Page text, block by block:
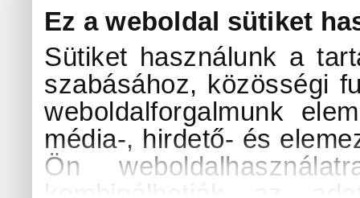
Ez a weboldal sütiket
Sütiket használunk a
szabásához, közösségi
weboldalforgalmunk
média-, hirdető- és
Ön